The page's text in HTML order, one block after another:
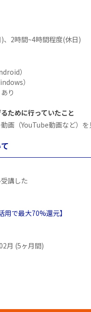
、2時間~4時間程度(休日)
）
）
り
ために行っていたこと
画（YouTube動画など）
講した
用で最大70%還元】
月 (5ヶ月間)